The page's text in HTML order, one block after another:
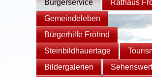
Bürgerservice
Rathaus
Gemeindeleben
Bürgerhilfe Fröhnd
Steinbildhauertage
Bildergalerien